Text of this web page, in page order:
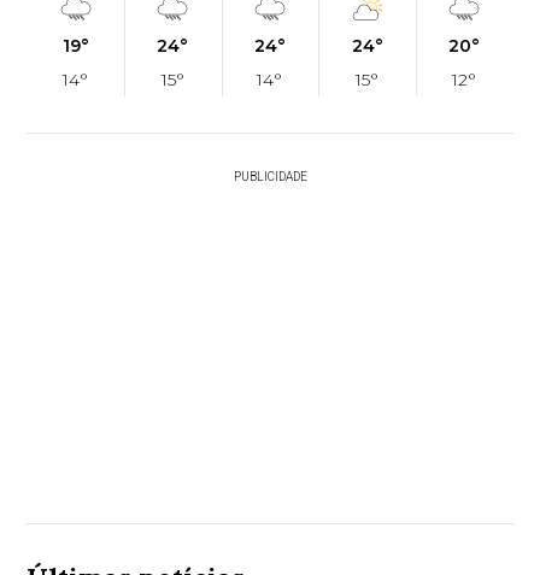
19°
14°
24°
15°
24°
14°
24°
15°
20°
12°
PUBLICIDADE